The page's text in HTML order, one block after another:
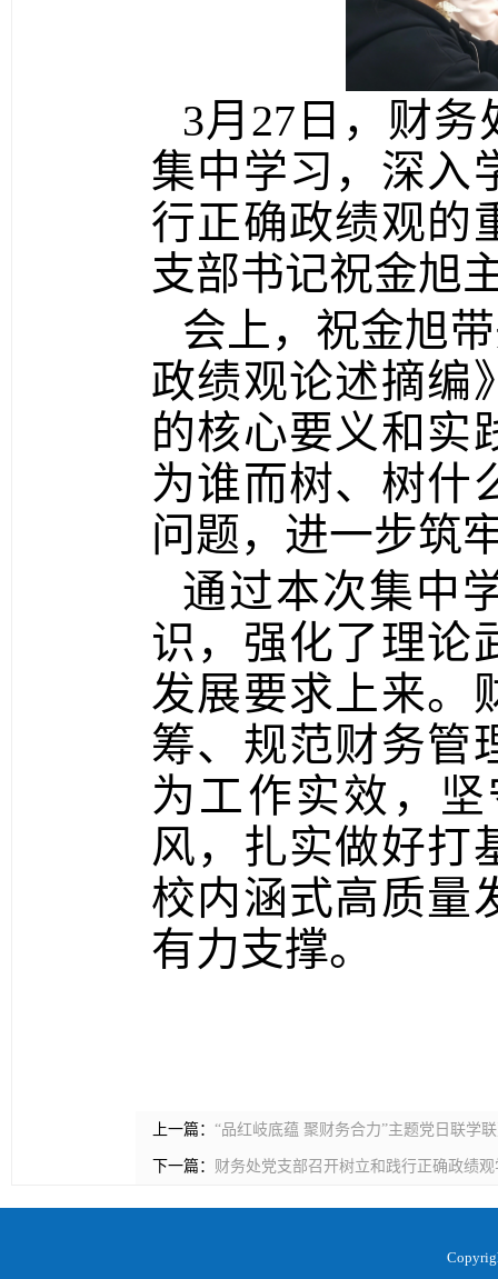
3月27日，财
集中学习，深入
行正确政绩观的
支部书记祝金旭
会上，祝金旭
政绩观论述摘编
的核心要义和实
为谁而树、树什
问题，进一步筑
通过本次集中
识，强化了理论
发展要求上来。
筹、规范财务管
为工作实效，
风，扎实做好打
校内涵式高质量
有力支撑。
上一篇： “品红岐底蕴 聚财务合力”主题党日联学
下一篇： 财务处党支部召开树立和践行正确政绩